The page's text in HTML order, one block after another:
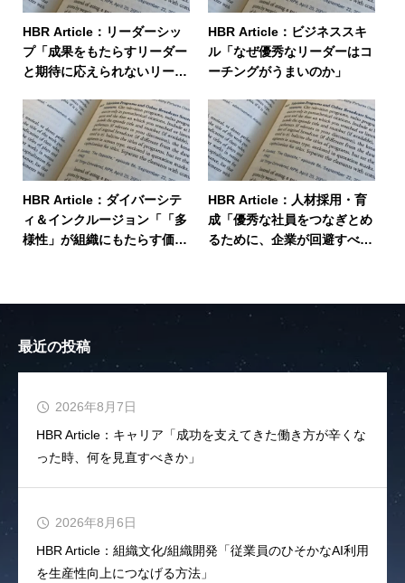
HBR Article：リーダーシッ
プ「成果をもたらすリーダー
と期待に応えられないリーダ
HBR Article：ビジネススキ
ル「なぜ優秀なリーダーはコ
ーチングがうまいのか」
HBR Article：ダイバーシテ
ィ＆インクルージョン「「多
様性」が組織にもたらす価値
HBR Article：人材採用・育
成「優秀な社員をつなぎとめ
るために、企業が回避すべき
最近の投稿
HBR Article：キャリア「成功を支えてきた働き方が辛くな
った時、何を見直すべきか」
2026年8月7日
HBR Article：組織文化/組織開発「従業員のひそかなAI利用
を生産性向上につなげる方法」
2026年8月6日